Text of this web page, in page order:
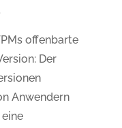
offenbarte
Der
Anwendern